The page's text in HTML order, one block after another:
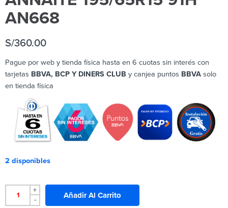
AN668
S/360.00
Pague por web y tienda física hasta en 6 cuotas sin interés con
tarjetas BBVA, BCP Y DINERS CLUB y canjea puntos BBVA solo
en tienda física
2 disponibles
+
-
Añadir Al Carrito